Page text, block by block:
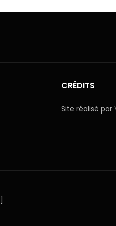
CRÉDITS
Site réalisé par